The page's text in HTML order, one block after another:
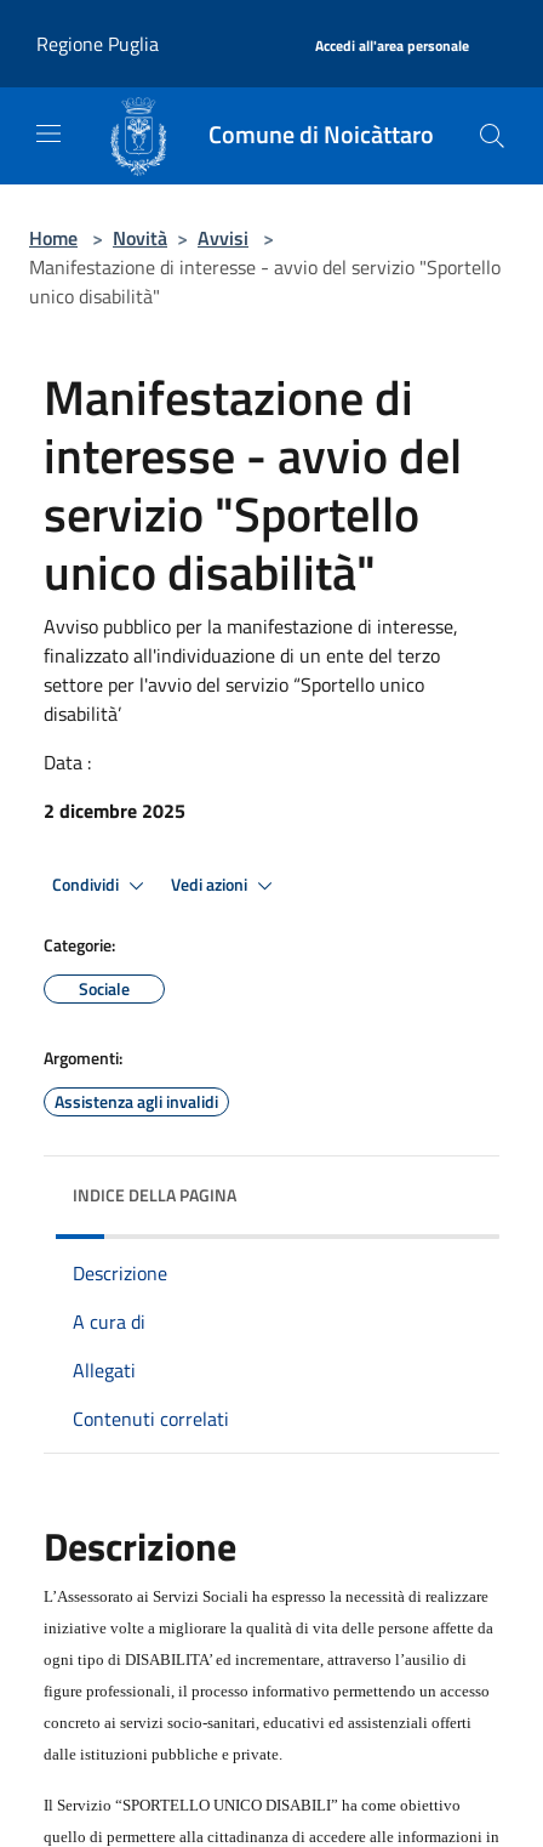
Regione Puglia
Accedi all'area personale
Comune di Noicàttaro
Home > Novità > Avvisi >
Manifestazione di interesse - avvio del servizio "Sportello
unico disabilità"
Manifestazione di
interesse - avvio del
servizio "Sportello
unico disabilità"
Avviso pubblico per la manifestazione di interesse,
finalizzato all'individuazione di un ente del terzo
settore per l'avvio del servizio “Sportello unico
disabilità’
Data :
2 dicembre 2025
Condividi Vedi azioni
Categorie:
Sociale
Argomenti:
Assistenza agli invalidi
INDICE DELLA PAGINA
Descrizione
A cura di
Allegati
Contenuti correlati
Descrizione
L’Assessorato ai Servizi Sociali ha espresso la necessità di realizzare
iniziative volte a migliorare la qualità di vita delle persone affette da
ogni tipo di DISABILITA’ ed incrementare, attraverso l’ausilio di
figure professionali, il processo informativo permettendo un accesso
concreto ai servizi socio-sanitari, educativi ed assistenziali offerti
dalle istituzioni pubbliche e private.
Il Servizio “SPORTELLO UNICO DISABILI” ha come obiettivo
quello di permettere alla cittadinanza di accedere alle informazioni in